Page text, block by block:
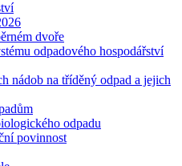
dvoře
odpadového hospodářství
nádob na tříděný odpad a jejich
odpadu
povinnost